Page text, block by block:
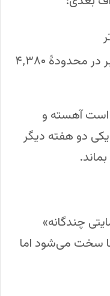
و سپس سقف مهم ماه اکتبر در محدودهٔ ۴٬۳۸۰
آهسته و
یکی دو هفته دیگر
چندگانه»
سخت می‌شود اما